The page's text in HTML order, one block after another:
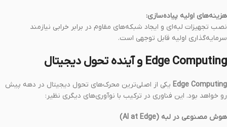
هزینه‌های اولیه پیاده‌سازی:
نصب تجهیزات لبه‌ای و ایجاد شبکه‌های مقاوم در برابر خرابی نیازمند
سرمایه‌گذاری اولیه قابل توجهی است.
Edge Computing و آینده تحول دیجیتال
Edge Computing یکی از اصلی‌ترین محرک‌های تحول دیجیتال در دهه پیش
رو خواهد بود. این فناوری در ترکیب با نوآوری‌های دیگری نظیر:
هوش مصنوعی در لبه (AI at Edge)